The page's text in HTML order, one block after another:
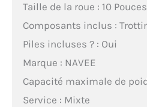
Taille de la roue : 10 Pouces
Composants inclus :
Piles incluses ? : Oui
Marque : NAVEE
Capacité maximale de
Service : Mixte